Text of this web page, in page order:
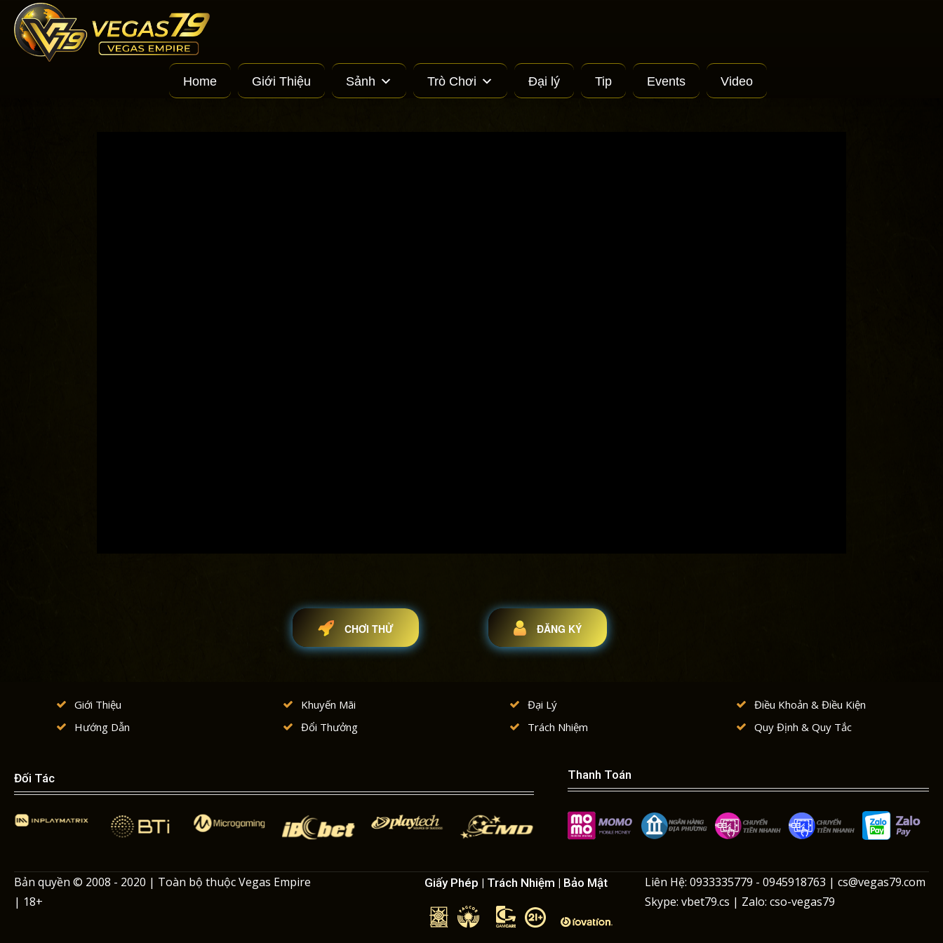
Empire
Home Giới Thiệu Sảnh Trò Chơi Đại lý Tip Events Video
CHƠI THỬ ĐĂNG KÝ
Giới Thiệu
Hướng Dẫn
Khuyến Mãi
Đổi Thưởng
Đại Lý
Trách Nhiệm
Điều Khoản & Điều Kiện
Quy Định & Quy Tắc
Đối Tác Thanh Toán
Bản quyền © 2008 - 2020 | Toàn bộ thuộc Vegas Empire
| 18+
Giấy Phép | Trách Nhiệm | Bảo Mật Liên Hệ: 0933335779 - 0945918763 |cs@vegas79.com
Skype: vbet79.cs | Zalo: cso-vegas79